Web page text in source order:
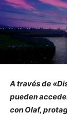
A través de
pueden
con Olaf,